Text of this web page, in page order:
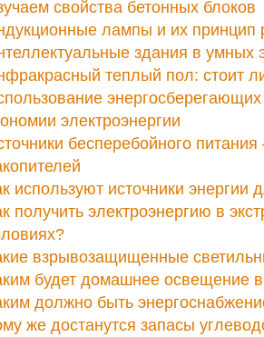
свойства бетонных блоков
лампы и их принцип
здания в умных
теплый пол: стоит
электроэнергии
бесперебойного питания
используют источники энергии
получить электроэнергию в
взрывозащищенные
будет домашнее освещение
должно быть
же достанутся запасы